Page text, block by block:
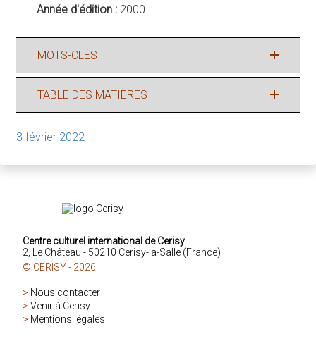
Année d'édition : 2000
MOTS-CLÉS
TABLE DES MATIÈRES
3 février 2022
Centre culturel international de Cerisy
2, Le Château - 50210 Cerisy-la-Salle (France)
© CERISY - 2026
> Nous contacter
> Venir à Cerisy
> Mentions légales